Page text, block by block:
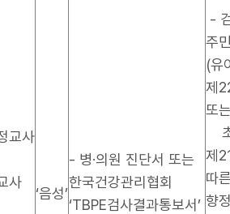
교사
사
‘음성’
- 병·의원 진단서 또는
한국건강관리협회
‘TBPE검사결과통보서’
-
주
(유
제
또
제
따
향